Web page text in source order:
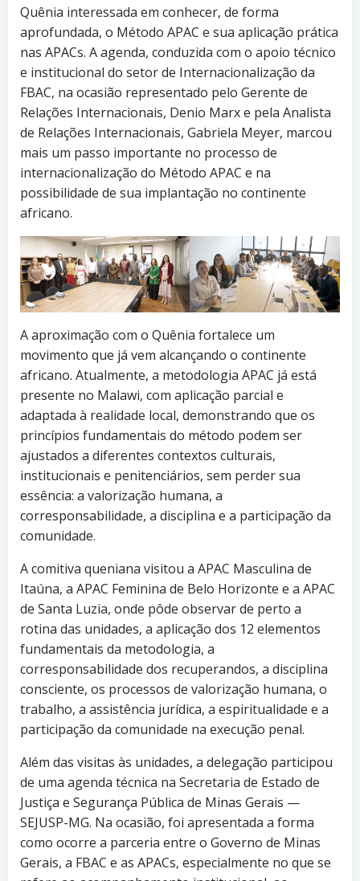
Quênia interessada em conhecer, de forma
aprofundada, o Método APAC e sua aplicação prática
nas APACs. A agenda, conduzida com o apoio técnico
e institucional do setor de Internacionalização da
FBAC, na ocasião representado pelo Gerente de
Relações Internacionais, Denio Marx e pela Analista
de Relações Internacionais, Gabriela Meyer, marcou
mais um passo importante no processo de
internacionalização do Método APAC e na
possibilidade de sua implantação no continente
africano.
A aproximação com o Quênia fortalece um
movimento que já vem alcançando o continente
africano. Atualmente, a metodologia APAC já está
presente no Malawi, com aplicação parcial e
adaptada à realidade local, demonstrando que os
princípios fundamentais do método podem ser
ajustados a diferentes contextos culturais,
institucionais e penitenciários, sem perder sua
essência: a valorização humana, a
corresponsabilidade, a disciplina e a participação da
comunidade.
A comitiva queniana visitou a APAC Masculina de
Itaúna, a APAC Feminina de Belo Horizonte e a APAC
de Santa Luzia, onde pôde observar de perto a
rotina das unidades, a aplicação dos 12 elementos
fundamentais da metodologia, a
corresponsabilidade dos recuperandos, a disciplina
consciente, os processos de valorização humana, o
trabalho, a assistência jurídica, a espiritualidade e a
participação da comunidade na execução penal.
Além das visitas às unidades, a delegação participou
de uma agenda técnica na Secretaria de Estado de
Justiça e Segurança Pública de Minas Gerais —
SEJUSP-MG. Na ocasião, foi apresentada a forma
como ocorre a parceria entre o Governo de Minas
Gerais, a FBAC e as APACs, especialmente no que se